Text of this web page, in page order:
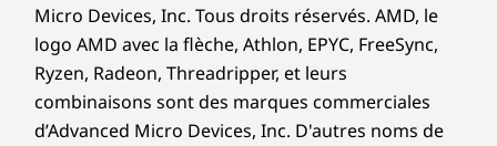
Micro Devices, Inc. Tous droits réservés. AMD, le
logo AMD avec la flèche, Athlon, EPYC, FreeSync,
Ryzen, Radeon, Threadripper, et leurs
combinaisons sont des marques commerciales
d’Advanced Micro Devices, Inc. D'autres noms de